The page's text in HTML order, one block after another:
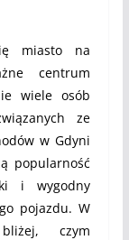
miasto na
centrum
wiele osób
ze
w Gdyni
popularność
i wygodny
pojazdu. W
czym